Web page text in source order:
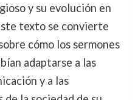
y su evolución en
texto se convierte
cómo los sermones
adaptarse a las
y a las